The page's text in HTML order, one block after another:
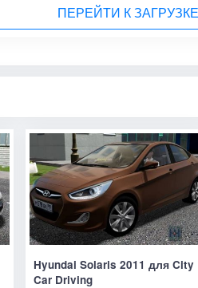
ПЕРЕЙТИ К
Hyundai Solaris 2011 для City
Car Driving